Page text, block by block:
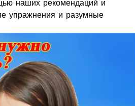
наших рекомендаций и
упражнения и разумные